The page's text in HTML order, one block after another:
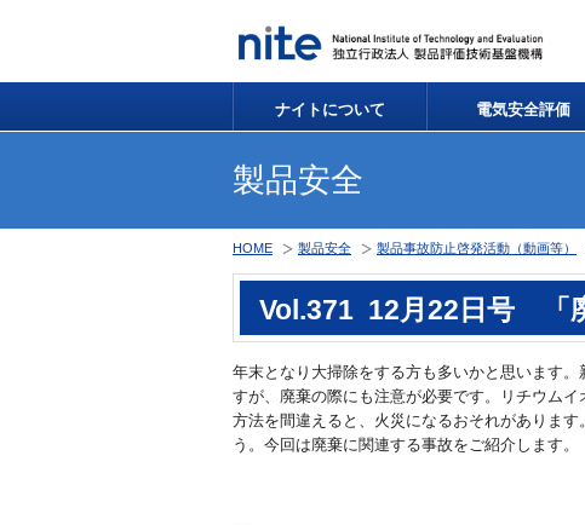
ナイトについて 電気安全評価
製品安全
HOME 製品安全 製品事故防止啓発活動（動画等）
Vol.371 12月22日号 「
年末となり大掃除をする方も多いかと思います
すが、廃棄の際にも注意が必要です。リチウム
方法を間違えると、火災になるおそれがありま
う。今回は廃棄に関連する事故をご紹介します。